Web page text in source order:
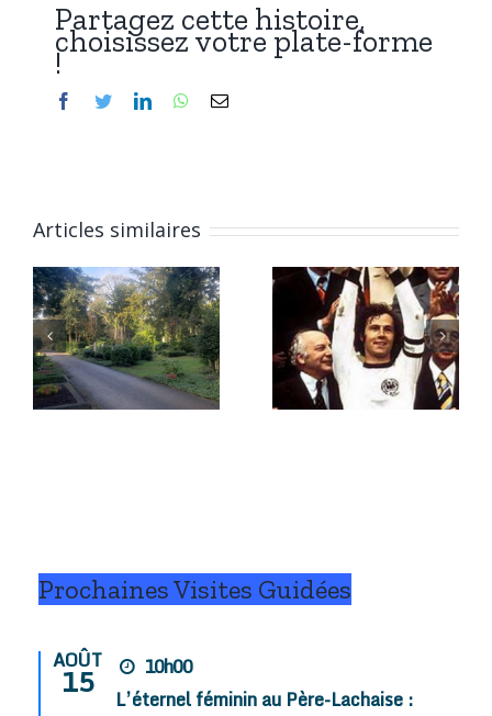
Partagez cette histoire,
choisissez votre plate-forme
!
Facebook
TwitterLinkedInWhatsApp
Email
Articles similaires
14 mars
2024 :
Franz
Beckenbauer,
5 janvier
2017 :
Pierre
Prochaines Visites Guidées
AOÛT
15
10h00
L’éternel féminin au Père-Lachaise :